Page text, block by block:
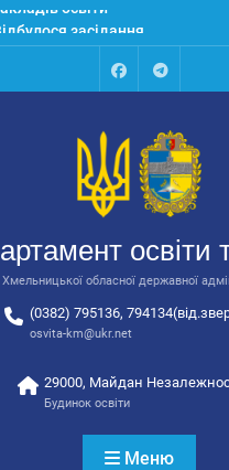
Відбулося засідання
Департаменту
освіти та науки обласної
адміністрації
відповідальних за
національно-патріотичне
для потреб
закладів освіти
FacebookTalegram
освіти
Хмельницької обласної державної
(0382) 795136,
osvita-km@ukr.net
29000, Майдан
Будинок освіти
Меню